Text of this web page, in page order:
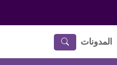
المدونات